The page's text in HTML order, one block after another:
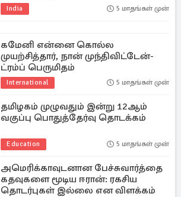
India 5 மாதங்கள் முன்
கமேனி என்னை கொல்ல
முயற்சித்தார், நான் முந்திவிட்டேன்-
ட்ரம்ப் பெருமிதம்
International 5 மாதங்கள் முன்
தமிழகம் முழுவதும் இன்று 12ஆம்
வகுப்பு பொதுத்தேர்வு தொடக்கம்
Education 5 மாதங்கள் முன்
அமெரிக்காவுடனான பேச்சுவார்த்தை
கதவுகளை மூடிய ஈரான்: ரகசிய
தொடர்புகள் இல்லை என விளக்கம்